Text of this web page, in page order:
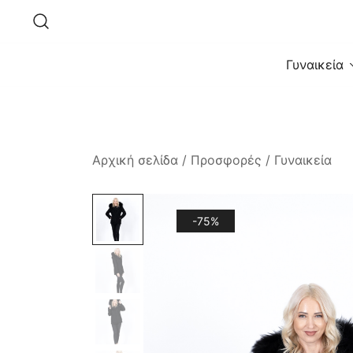
Γυναικεία
Αρχική σελίδα / Προσφορές / Γυναικεία
-75%